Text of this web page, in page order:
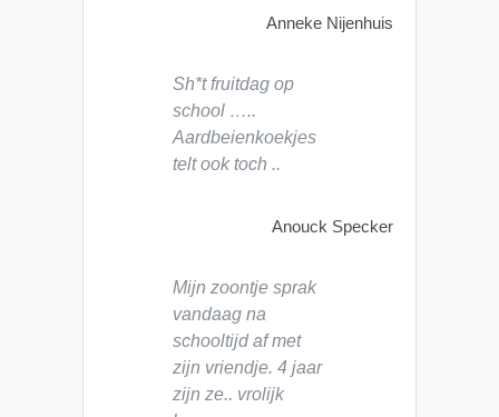
Anneke Nijenhuis
Sh*t fruitdag op
school …..
Aardbeienkoekjes
telt ook toch ..
Anouck Specker
Mijn zoontje sprak
vandaag na
schooltijd af met
zijn vriendje. 4 jaar
zijn ze.. vrolijk